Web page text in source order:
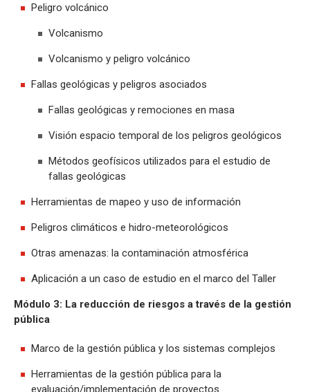
Peligro volcánico
Volcanismo
Volcanismo y peligro volcánico
Fallas geológicas y peligros asociados
Fallas geológicas y remociones en masa
Visión espacio temporal de los peligros geológicos
Métodos geofísicos utilizados para el estudio de
fallas geológicas
Herramientas de mapeo y uso de información
Peligros climáticos e hidro-meteorológicos
Otras amenazas: la contaminación atmosférica
Aplicación a un caso de estudio en el marco del Taller
Módulo 3: La reducción de riesgos a través de la gestión
pública
Marco de la gestión pública y los sistemas complejos
Herramientas de la gestión pública para la
evaluación/implementación de proyectos